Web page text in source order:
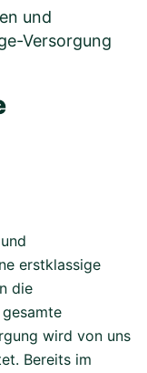
und
Versorgung
erstklassige
die
wird von uns
Bereits im